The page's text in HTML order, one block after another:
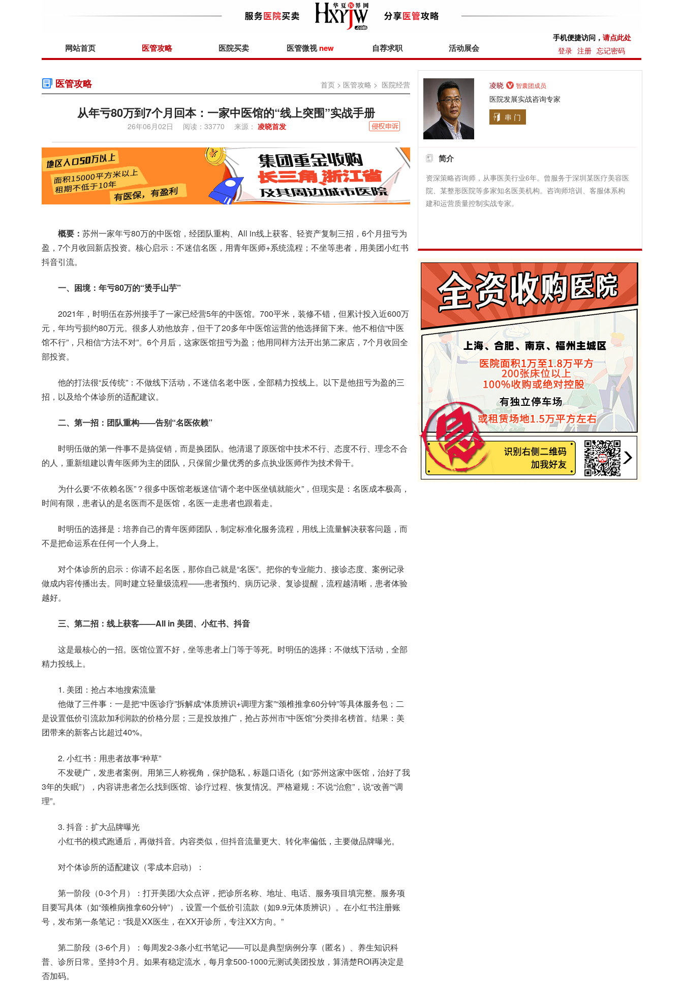
网站首页 医管攻略 医院买卖 医管微视new 自荐求职 活动展会
手机便捷访问， 请点此处
登录 注册 忘记密码
医管攻略 首页 > 医管攻略 > 医院经营
从年亏80万到7个月回本：一家中医馆的“线上突围”实战手册
26年06月02日 阅读：33770 来源： 凌晓首发
概要： 苏州一家年亏80万的中医馆，经团队重构、All in线上获客、轻资产复制三招，6个月扭亏为
盈，7个月收回新店投资。核心启示：不迷信名医，用青年医师+系统流程；不坐等患者，用美团小红书
抖音引流。
一、困境：年亏80万的“烫手山芋”
2021年，时明伍在苏州接手了一家已经营5年的中医馆。700平米，装修不错，但累计投入近600万
元，年均亏损约80万元。很多人劝他放弃，但干了20多年中医馆运营的他选择留下来。他不相信“中医
馆不行”，只相信“方法不对”。6个月后，这家医馆扭亏为盈；他用同样方法开出第二家店，7个月收回全
部投资。
他的打法很“反传统”：不做线下活动，不迷信名老中医，全部精力投线上。以下是他扭亏为盈的三
招，以及给个体诊所的适配建议。
二、第一招：团队重构——告别“名医依赖”
时明伍做的第一件事不是搞促销，而是换团队。他清退了原医馆中技术不行、态度不行、理念不合
的人，重新组建以青年医师为主的团队，只保留少量优秀的多点执业医师作为技术骨干。
为什么要“不依赖名医”？很多中医馆老板迷信“请个老中医坐镇就能火”，但现实是：名医成本极高，
时间有限，患者认的是名医而不是医馆，名医一走患者也跟着走。
时明伍的选择是：培养自己的青年医师团队，制定标准化服务流程，用线上流量解决获客问题，而
不是把命运系在任何一个人身上。
对个体诊所的启示：你请不起名医，那你自己就是“名医”。把你的专业能力、接诊态度、案例记录
做成内容传播出去。同时建立轻量级流程——患者预约、病历记录、复诊提醒，流程越清晰，患者体验
越好。
三、第二招：线上获客——All in 美团、小红书、抖音
这是最核心的一招。医馆位置不好，坐等患者上门等于等死。时明伍的选择：不做线下活动，全部
精力投线上。
1. 美团：抢占本地搜索流量
他做了三件事：一是把“中医诊疗”拆解成“体质辨识+调理方案”“颈椎推拿60分钟”等具体服务包；二
是设置低价引流款加利润款的价格分层；三是投放推广，抢占苏州市“中医馆”分类排名榜首。结果：美
团带来的新客占比超过40%。
2. 小红书：用患者故事“种草”
不发硬广，发患者案例。用第三人称视角，保护隐私，标题口语化（如“苏州这家中医馆，治好了我
3年的失眠”），内容讲患者怎么找到医馆、诊疗过程、恢复情况。严格避规：不说“治愈”，说“改善”“调
理”。
3. 抖音：扩大品牌曝光
小红书的模式跑通后，再做抖音。内容类似，但抖音流量更大、转化率偏低，主要做品牌曝光。
对个体诊所的适配建议（零成本启动）：
第一阶段（0-3个月）：打开美团/大众点评，把诊所名称、地址、电话、服务项目填完整。服务项
目要写具体（如“颈椎病推拿60分钟”），设置一个低价引流款（如9.9元体质辨识）。在小红书注册账
号，发布第一条笔记：“我是XX医生，在XX开诊所，专注XX方向。”
第二阶段（3-6个月）：每周发2-3条小红书笔记——可以是典型病例分享（匿名）、养生知识科
普、诊所日常。坚持3个月。如果有稳定流水，每月拿500-1000元测试美团投放，算清楚ROI再决定是
否加码。
凌晓 智囊团成员
医院发展实战咨询专家
串 门
简介
资深策略咨询师，从事医美行业6年。曾服务于深圳某医疗美容医
院、某整形医院等多家知名医美机构。咨询师培训、客服体系构
建和运营质量控制实战专家。